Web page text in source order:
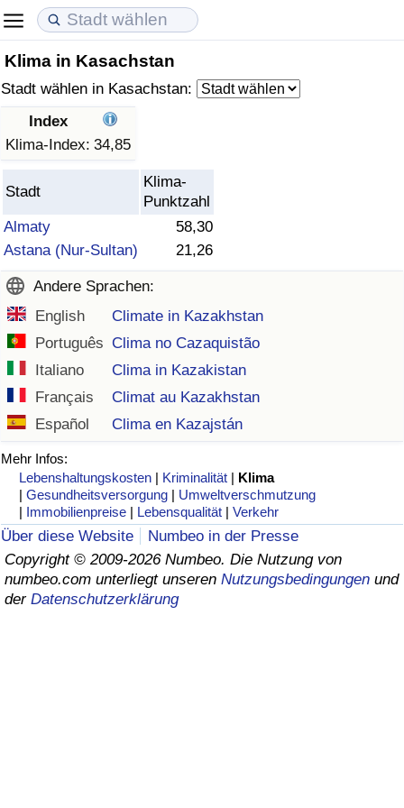
Klima in Kasachstan
Stadt wählen in Kasachstan:
Index
Klima-Index: 34,85
Stadt
Klima-
Punktzahl
Almaty
58,30
Astana (Nur-Sultan)
21,26
Andere Sprachen:
English
Climate in Kazakhstan
Português Clima no Cazaquistão
Italiano
Clima in Kazakistan
Français
Climat au Kazakhstan
Español
Clima en Kazajstán
Mehr Infos:
Lebenshaltungskosten | Kriminalität | Klima
|Gesundheitsversorgung | Umweltverschmutzung
| Immobilienpreise | Lebensqualität |Verkehr
Über diese Website
Numbeo in der Presse
Copyright © 2009-2026 Numbeo. Die Nutzung von
numbeo.com unterliegt unseren Nutzungsbedingungen und
der Datenschutzerklärung
Lebenshaltungskosten
Lebenshaltungskosten-Index (aktuell)
Lebenshaltungskosten-Index
Lebenshaltungskosten-Index nach Land
in Akaba
Immobilienpreise
Immobilienpreis-Index (aktuell)
Immobilienpreis-Index
Immobilienpreis-Index nach Land
Lebensqualität
Lebensqualität-Index
Lebensqualität-Index (aktuell)
Lebensqualitätsindex nach Land
Kriminalität
Kriminalitäts-Index (aktuell)
Kriminalitäts-Index
Kriminalitätsindex nach Land
Gesundheitsversorgung
Gesundheitsversorgungs-Index (aktuell)
Gesundheitsversorgungs-Index
Gesundheitsversorgungs-Index nach Land